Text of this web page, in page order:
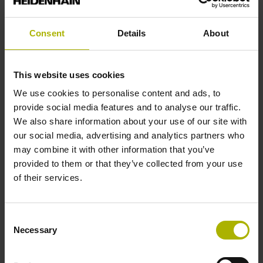
Consent Details About
This website uses cookies
We use cookies to personalise content and ads, to
provide social media features and to analyse our traffic.
We also share information about your use of our site with
our social media, advertising and analytics partners who
may combine it with other information that you’ve
provided to them or that they’ve collected from your use
of their services.
Selection
Necessary
eigen lagering en geïntegreerde statorkoppeling zijn
fundamenteel herzien. Ze bieden nu een nog betere
voor temperatuurbewaking verhogen de
procesveiligheid. De RCN 2001-hoekmeters
verzenden daarvoor via een digitale interface –
naast de temperatuurwaarden van de geïntegreerde
temperatuursensor – nog meer sensorgegevens, in
het bijzonder de temperatuur van de koppelmotor.
tot nu toe uitsluitend in open lineaire encoders
gebruikt en compenseert schommelingen van de
signaalamplitude als gevolg van storingen vrijwel